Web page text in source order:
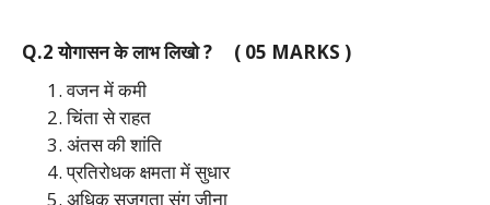
Q.2 योगासन के लाभ लिखो ? ( 05 MARKS )
वजन में कमी
चिंता से राहत
अंतस की शांति
प्रतिरोधक क्षमता में सुधार
अधिक सजगता संग जीना